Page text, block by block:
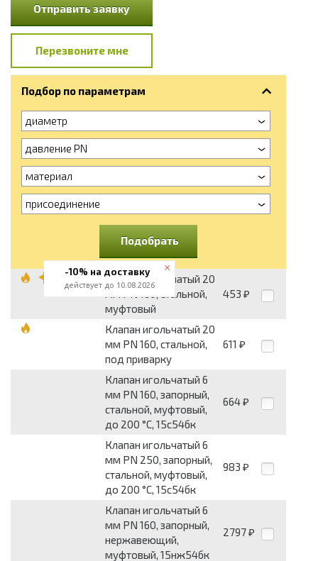
Отправить заявку
Перезвоните мне
Подбор по параметрам
диаметр
давление PN
материал
присоединение
Подобрать
Клапан игольчатый 20
мм PN 160, стальной,
муфтовый
453 ₽
Клапан игольчатый 20
мм PN 160, стальной,
под приварку
611 ₽
Клапан игольчатый 6
мм PN 160, запорный,
стальной, муфтовый,
до 200 °С, 15с54бк
664 ₽
Клапан игольчатый 6
мм PN 250, запорный,
стальной, муфтовый,
до 200 °С, 15с54бк
983 ₽
Клапан игольчатый 6
мм PN 160, запорный,
нержавеющий,
муфтовый, 15нж54бк
2797 ₽
-10% на доставку
действует до 10.08.2026